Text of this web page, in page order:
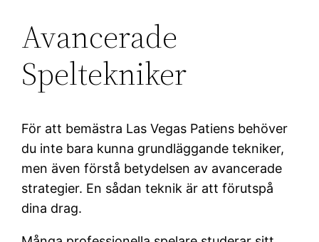
Avancerade
Speltekniker
För att bemästra Las Vegas Patiens behöver
du inte bara kunna grundläggande tekniker,
men även förstå betydelsen av avancerade
strategier. En sådan teknik är att förutspå
dina drag.